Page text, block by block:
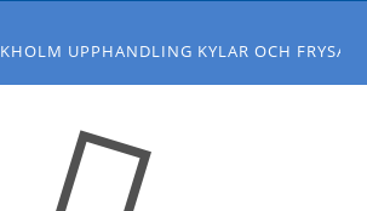
UPPHANDLING KYLAR OCH FRYSAR